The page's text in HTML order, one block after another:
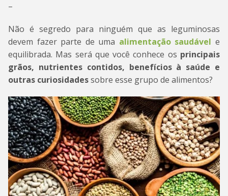
–
Não é segredo para ninguém que as leguminosas
devem fazer parte de uma alimentação saudável e
equilibrada. Mas será que você conhece os principais
grãos, nutrientes contidos, benefícios à saúde e
outras curiosidadessobre esse grupo de alimentos?